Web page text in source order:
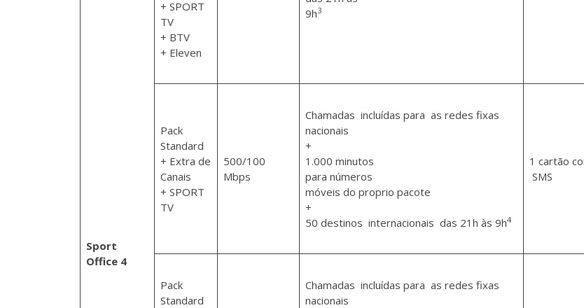
Sport
Office 4
9h3
+ SPORT
TV
+ BTV
+ Eleven
Pack
Standard
+ Extra de
Canais
+ SPORT
TV
500/100
Mbps
Chamadas incluídas para as redes fixas
nacionais
+
1.000 minutos
para números
móveis do proprio pacote
+
50 destinos internacionais das 21h às 9h4
1 cartão
SMS
Pack
Standard
Chamadas incluídas para as redes fixas
nacionais